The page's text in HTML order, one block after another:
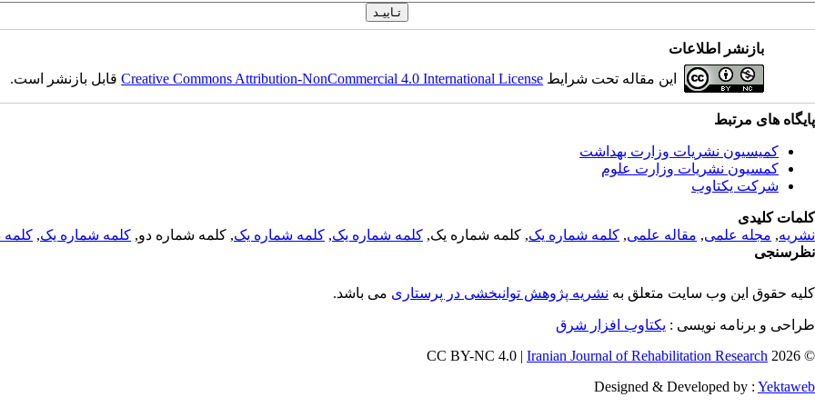
بازنشر اطلاعات
این مقاله تحت شرایط Creative Commons Attribution-NonCommercial 4.0 International Licenseقابل بازنشر است.
پایگاه های مرتبط
کمیسیون نشریات وزارت بهداشت
کمسیون نشریات وزارت علوم
شرکت یکتاوب
کلمات کلیدی
نشریه, مجله علمی, مقاله علمی, کلمه شماره یک, کلمه شماره یک, کلمه شماره یک, کلمه شماره یک, کلمه شماره دو, کلمه شماره یک, کلمه
نظرسنجی
کلیه حقوق این وب سایت متعلق به نشریه پژوهش توانبخشی در پرستاری می باشد.
طراحی و برنامه نویسی : یکتاوب افزار شرق
© 2026 CC BY-NC 4.0 |
Iranian Journal of Rehabilitation Research
Designed & Developed by : Yektaweb